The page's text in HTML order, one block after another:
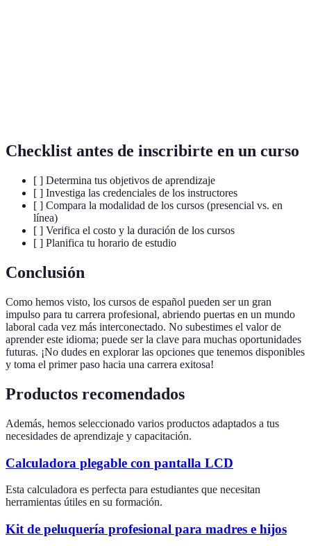
Checklist antes de inscribirte en un curso
[ ] Determina tus objetivos de aprendizaje
[ ] Investiga las credenciales de los instructores
[ ] Compara la modalidad de los cursos (presencial vs. en
línea)
[ ] Verifica el costo y la duración de los cursos
[ ] Planifica tu horario de estudio
Conclusión
Como hemos visto, los cursos de español pueden ser un gran
impulso para tu carrera profesional, abriendo puertas en un mundo
laboral cada vez más interconectado. No subestimes el valor de
aprender este idioma; puede ser la clave para muchas oportunidades
futuras. ¡No dudes en explorar las opciones que tenemos disponibles
y toma el primer paso hacia una carrera exitosa!
Productos recomendados
Además, hemos seleccionado varios productos adaptados a tus
necesidades de aprendizaje y capacitación.
Calculadora plegable con pantalla LCD
Esta calculadora es perfecta para estudiantes que necesitan
herramientas útiles en su formación.
Kit de peluquería profesional para madres e hijos